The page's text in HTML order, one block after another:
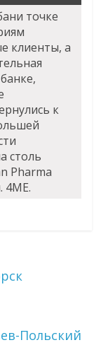
точке
клиенты, а
к
столь
Pharma
4ME.
Польский